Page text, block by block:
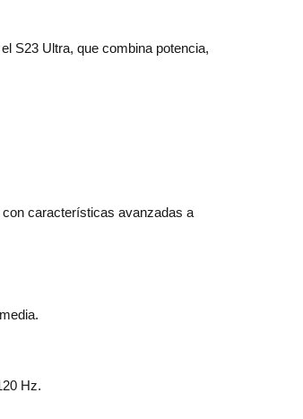
S23 Ultra, que combina potencia,
características avanzadas a
Hz.